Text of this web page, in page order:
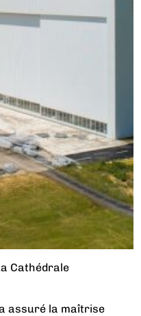
Cathédrale
assuré la maîtrise